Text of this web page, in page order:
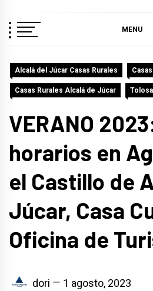
MENU
Alcalá del Júcar Casas Rurales
Casas Rurales Alcalá de Júcar Tolosa
VERANO
horarios en
el Castillo de
Júcar, Casa
Oficina de
dori 1 agosto, 2023